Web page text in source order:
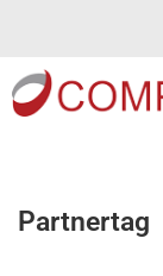
Skip
to
content
Partnertag